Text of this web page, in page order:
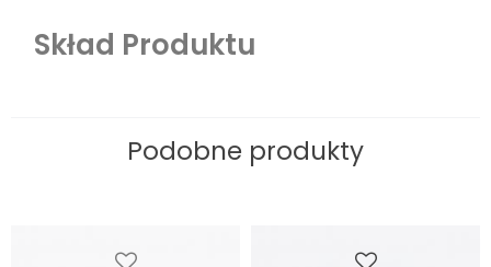
Skład Produktu
Podobne produkty